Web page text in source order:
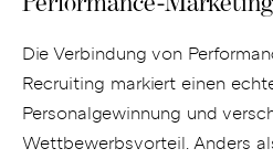
Die Verbindung von
Recruiting markiert einen
Personalgewinnung und
Wettbewerbsvorteil. Anders